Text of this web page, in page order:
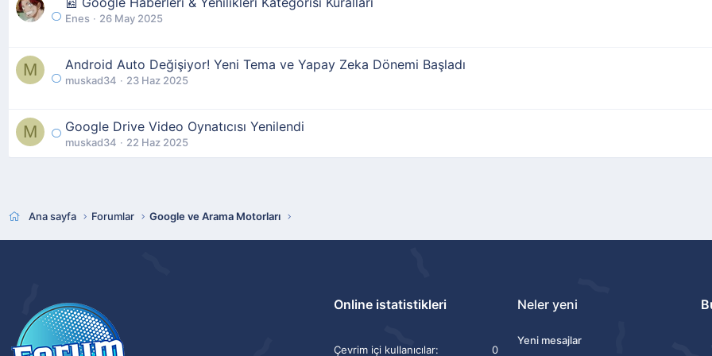
Enes 26 May 2025
M Android Auto Değişiyor! Yeni Tema ve Yapay Zeka Dönemi Başladı
muskad34 23 Haz 2025
M Google Drive Video Oynatıcısı Yenilendi
muskad34 22 Haz 2025
Ana sayfa Forumlar Google ve Arama Motorları
Online istatistikleri
Çevrim içi kullanıcılar 0
Neler yeni
Yeni mesajlar